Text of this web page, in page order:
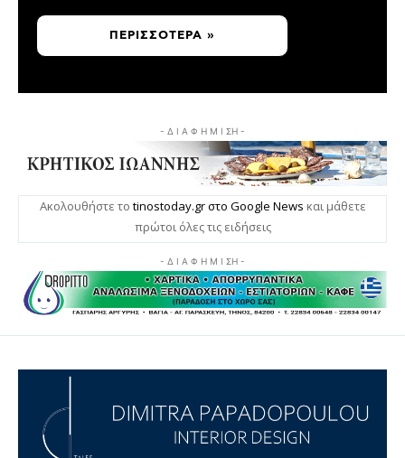
ΠΕΡΙΣΣΌΤΕΡΑ »
- Δ Ι Α Φ Η Μ Ι ΣΗ -
Ακολουθήστε το tinostoday.gr στο Google News και μάθετε
πρώτοι όλες τις ειδήσεις
- Δ Ι Α Φ Η Μ Ι ΣΗ -